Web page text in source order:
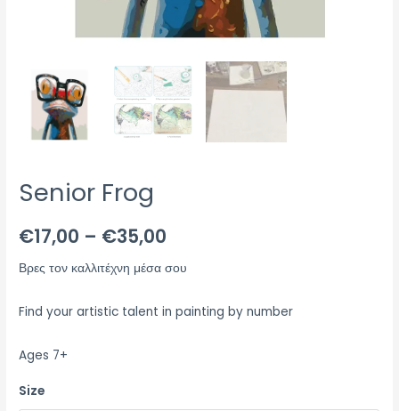
Senior Frog
€17,00 – €35,00
Βρες τον καλλιτέχνη μέσα σου
Find your artistic talent in painting by number
Ages 7+
Size